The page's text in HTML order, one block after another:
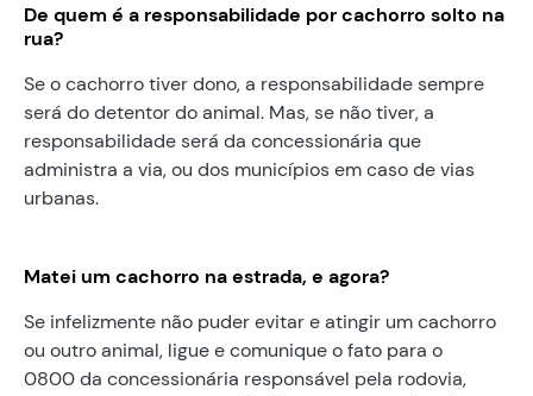
De quem é a responsabilidade por cachorro solto na
rua?
Se o cachorro tiver dono, a responsabilidade sempre
será do detentor do animal. Mas, se não tiver, a
responsabilidade será da concessionária que
administra a via, ou dos municípios em caso de vias
urbanas.
Matei um cachorro na estrada, e agora?
Se infelizmente não puder evitar e atingir um cachorro
ou outro animal, ligue e comunique o fato para o
0800 da concessionária responsável pela rodovia,